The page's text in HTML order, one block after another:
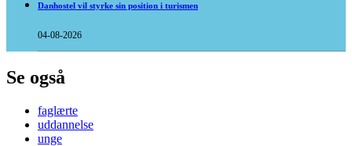
Danhostel vil styrke sin position i turismen
04-08-2026
Se også
faglærte
uddannelse
unge